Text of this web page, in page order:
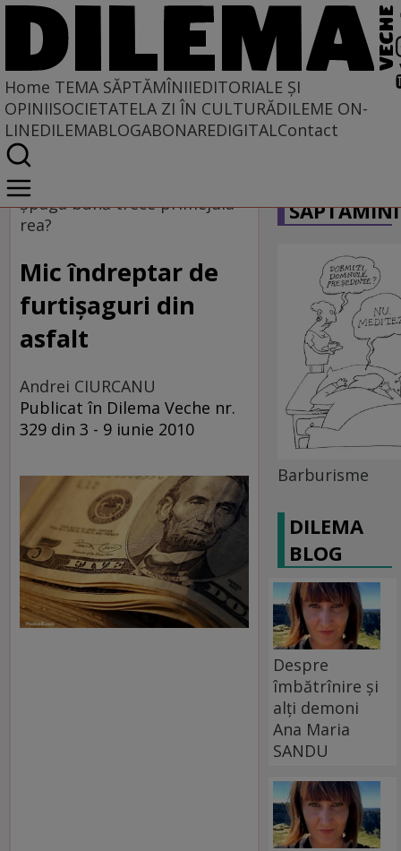
Home TEMA SĂPTĂMÎNIIEDITORIALE ȘI
OPINIISOCIETATELA ZI ÎN CULTURĂDILEME ON-
LINEDILEMABLOGABONAREDIGITALContact
Home
Tema săptămînii
Șpaga bună trece primejdia
rea?
Mic îndreptar de
furtişaguri din
asfalt
Andrei CIURCANU
Publicat în Dilema Veche nr.
329 din 3 - 9 iunie 2010
Barburisme
DILEMA
BLOG
Despre
îmbătrînire și
alți demoni
Ana Maria
SANDU